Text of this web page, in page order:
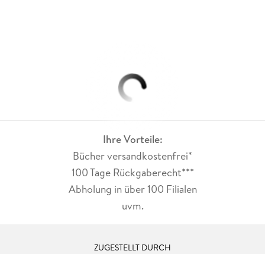
Ihre Vorteile:
Bücher versandkostenfrei*
100 Tage Rückgaberecht***
Abholung in über 100 Filialen
uvm.
ZUGESTELLT DURCH